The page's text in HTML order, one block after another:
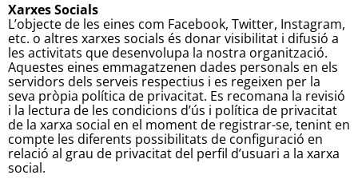
Xarxes Socials
L’objecte de les eines com Facebook, Twitter, Instagram,
etc. o altres xarxes socials és donar visibilitat i difusió a
les activitats que desenvolupa la nostra organització.
Aquestes eines emmagatzenen dades personals en els
servidors dels serveis respectius i es regeixen per la
seva pròpia política de privacitat. Es recomana la revisió
i la lectura de les condicions d’ús i política de privacitat
de la xarxa social en el moment de registrar-se, tenint en
compte les diferents possibilitats de configuració en
relació al grau de privacitat del perfil d’usuari a la xarxa
social.